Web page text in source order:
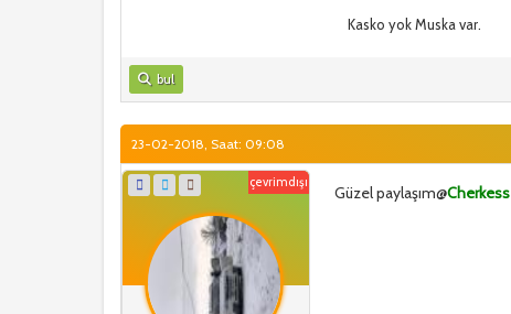
Kasko yok Muska var.
bul
23-02-2018, Saat: 09:08
çevrimdışı
Güzel paylaşım@Cherkess